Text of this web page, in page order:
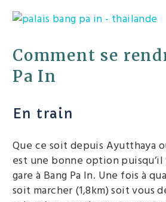
Comment se
Pa In
En train
Que ce soit depuis Ayutthaya
est une bonne option
gare à Bang Pa In. Une fois à
soit marcher (1,8km) soit vous